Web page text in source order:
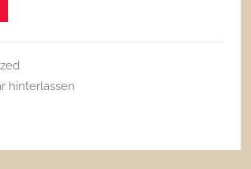
hinterlassen